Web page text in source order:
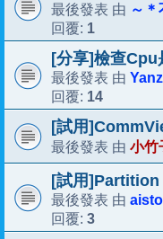
最後發表 由 ～＊
回覆: 1
[分享]檢查Cpu
最後發表 由
回覆: 14
[試用
最後發表 由 小竹
[試用]Partition
最後發表 由
回覆: 3